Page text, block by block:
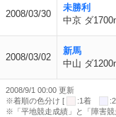
2008/03/30
未勝利
中京 ダ
2008/03/02
新馬
中山 ダ
2008/9/1 00:00 更新
※着順の色分け [
:1着
※「平地競走成績」と「障害競